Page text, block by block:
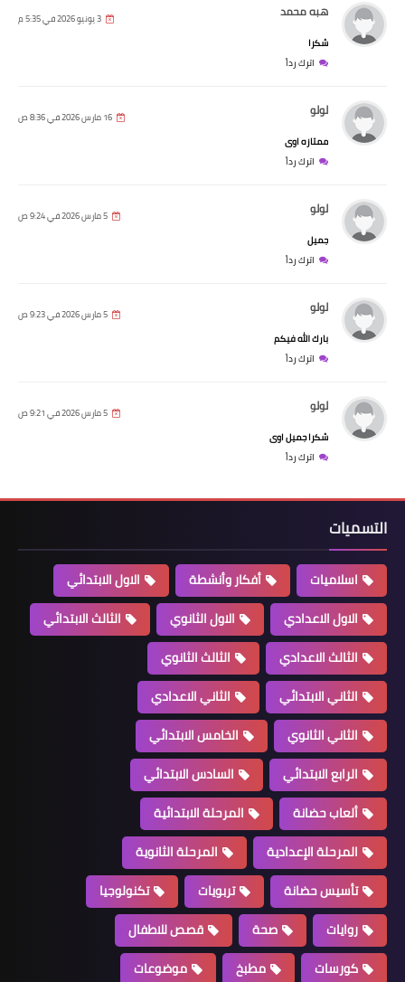
هبه محمد 3 يونيو 2026 في 5:35 م
شكرا
اترك رداً
لولو 16 مارس 2026 في 8:36 ص
ممتازه اوى
اترك رداً
لولو 5 مارس 2026 في 9:24 ص
جميل
اترك رداً
لولو 5 مارس 2026 في 9:23 ص
بارك الله فيكم
اترك رداً
لولو 5 مارس 2026 في 9:21 ص
شكرا جميل اوى
اترك رداً
التسميات
اسلاميات أفكار وأنشطة
الاول الابتدائي
الاول الاعدادي
الاول الثانوي
الثالث الابتدائي
الثالث الاعدادي
الثالث الثانوي
الثاني الابتدائي
الثاني الاعدادي
الثاني الثانوي
الخامس الابتدائي
الرابع الابتدائي
السادس الابتدائي
ألعاب حضانة
المرحلة الابتدائية
المرحلة الإعدادية
المرحلة الثانوية
تأسيس حضانة
تربويات
تكنولوجيا
روايات
صحة
قصص للاطفال
كورسات
مطبخ موضوعات